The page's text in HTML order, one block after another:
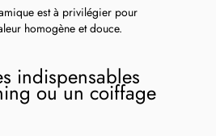
est à privilégier pour
homogène et douce.
indispensables
ou un coiffage